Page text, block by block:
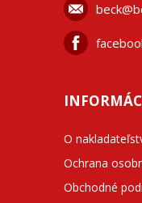
O
Ochrana
Obchodné